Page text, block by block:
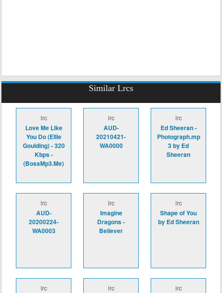
Similar Lrcs
lrc
Love Me Like
You Do (Ellie
Goulding) - 320
Kbps -
(BossMp3.Me)
lrc
AUD-
20210421-
WA0000
lrc
Ed Sheeran -
Photograph.mp
3 by Ed
Sheeran
lrc
AUD-
20200224-
WA0003
lrc
Imagine
Dragons -
Believer
lrc
Shape of You
by Ed Sheeran
lrc lrc lrc